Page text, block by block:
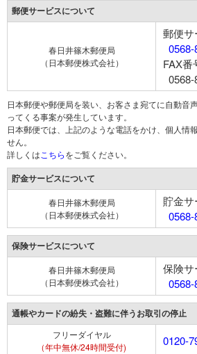
郵便サービスについて
春日井篠木郵便局
（日本郵便株式会社）
郵便サ
FAX番
日本郵便や郵便局を装い、お客さま宛てに自動音
ってくる事案が発生しています。
日本郵便では、上記のような電話をかけ、個人情
せん。
詳しくは こちらをご覧ください。
貯金サービスについて
春日井篠木郵便局
（日本郵便株式会社）
貯金サ
保険サービスについて
春日井篠木郵便局
（日本郵便株式会社）
保険サ
通帳やカードの紛失・盗難に伴うお取引の停止
フリーダイヤル
（年中無休/24時間受付)
0120-